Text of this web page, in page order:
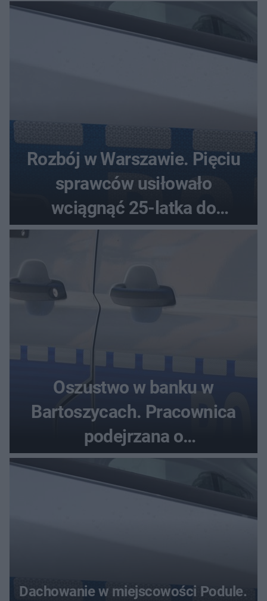
Rozbój w Warszawie. Pięciu
sprawców usiłowało
wciągnąć 25-latka do
samochodu
Oszustwo w banku w
Bartoszycach. Pracownica
podejrzana o
przywłaszczenie 470 000 zł
Dachowanie w miejscowości Podule.